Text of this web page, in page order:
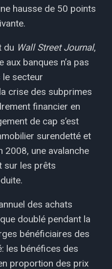
hausse de 50 points
du Wall Street Journal,
aux banques n’a pas
le secteur
crise des subprimes
financier en
de cap s’est
surendetté et
2008, une avalanche
sur les prêts
des achats
doublé pendant la
bénéficiaires des
les bénéfices des
proportion des prix